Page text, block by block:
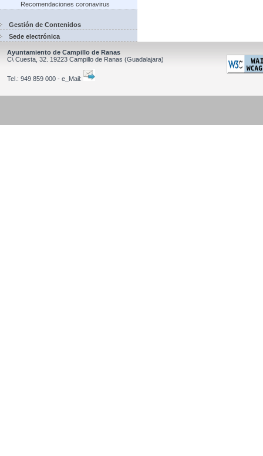
Recomendaciones coronavirus
Gestión de Contenidos
Sede electrónica
Ayuntamiento de Campillo de Ranas
C\ Cuesta, 32. 19223 Campillo de Ranas (Guadalajara)
Tel.: 949 859 000 - e_Mail: